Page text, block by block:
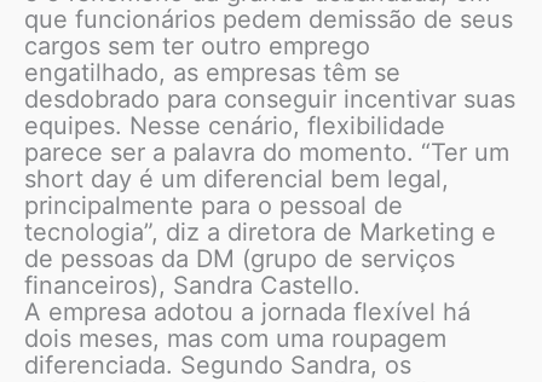
que funcionários pedem demissão de seus
cargos sem ter outro emprego
engatilhado, as empresas têm se
desdobrado para conseguir incentivar suas
equipes. Nesse cenário, flexibilidade
parece ser a palavra do momento. “Ter um
short day é um diferencial bem legal,
principalmente para o pessoal de
tecnologia”, diz a diretora de Marketing e
de pessoas da DM (grupo de serviços
financeiros), Sandra Castello.
A empresa adotou a jornada flexível há
dois meses, mas com uma roupagem
diferenciada. Segundo Sandra, os